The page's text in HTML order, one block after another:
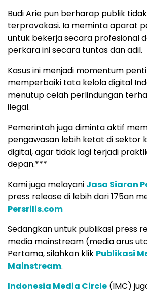
Budi Arie pun berharap publik
terprovokasi. Ia meminta aparat
untuk bekerja secara profesional
perkara ini secara tuntas dan adil.
Kasus ini menjadi momentum
memperbaiki tata kelola digital
menutup celah perlindungan
ilegal.
Pemerintah juga diminta aktif
pengawasan lebih ketat di sektor
digital, agar tidak lagi terjadi
depan.***
Kami juga melayani Jasa Siaran
press release di lebih dari 175an
Persrilis.com
Sedangkan untuk publikasi press
media mainstream (media arus
Pertama, silahkan klik Publikasi
Mainstream.
Indonesia Media Circle (IMC)